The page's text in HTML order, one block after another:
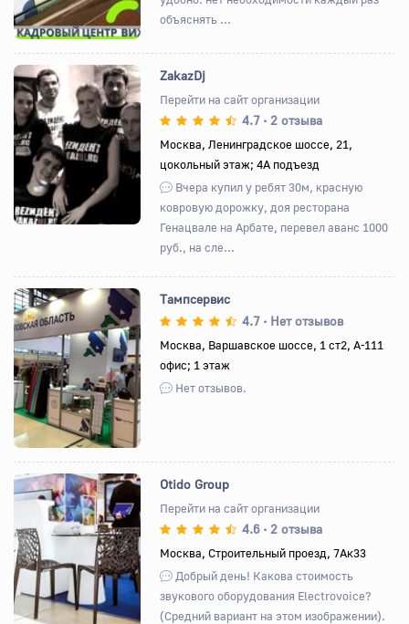
объяснять ...
Назад Вперед
ZakazDj
Перейти на сайт организации
4.7 • 2 отзыва
Москва, Ленинградское шоссе, 21,
цокольный этаж; 4А подъезд
Вчера купил у ребят 30м, красную
ковровую дорожку, доя ресторана
Генацвале на Арбате, перевел аванс 1000
руб., на сле...
Назад Вперед
Тампсервис
4.7 • Нет отзывов
Москва, Варшавское шоссе, 1 ст2, А-111
офис; 1 этаж
Нет отзывов.
Назад Вперед
Otido Group
Перейти на сайт организации
4.6 • 2 отзыва
Москва, Строительный проезд, 7Ак33
Добрый день! Какова стоимость
звукового оборудования Electrovoice?
(Средний вариант на этом изображении).